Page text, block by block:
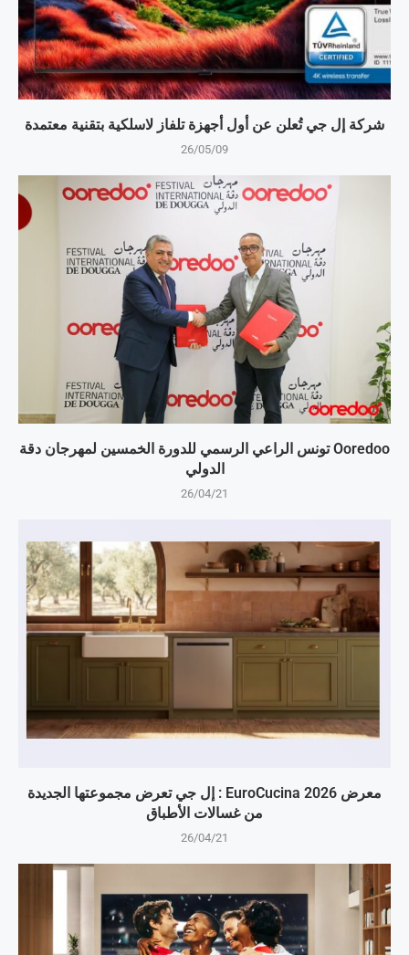
شركة إل جي تُعلن عن أول أجهزة تلفاز لاسلكية بتقنية معتمدة
26/05/09
Ooredoo تونس الراعي الرسمي للدورة الخمسين لمهرجان دقة
الدولي
26/04/21
معرض EuroCucina 2026 : إل جي تعرض مجموعتها الجديدة
من غسالات الأطباق
26/04/21